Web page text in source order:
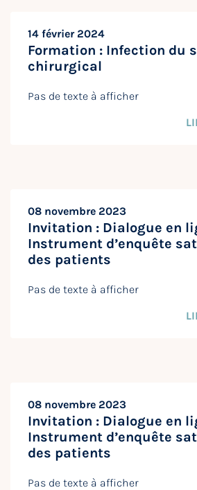
14 février 2024
Formation : Infection du
chirurgical
Pas de texte à afficher
08 novembre 2023
Invitation : Dialogue en
Instrument d’enquête
des patients
Pas de texte à afficher
08 novembre 2023
Invitation : Dialogue en
Instrument d’enquête
des patients
Pas de texte à afficher